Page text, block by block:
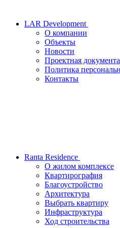
LAR Development
О компании
Объекты
Новости
Проектная
Политика
Контакты
Ranta Residence
О жилом комплексе
Квартирография
Благоустройство
Архитектура
Выбрать квартиру
Инфраструктура
Ход строительства